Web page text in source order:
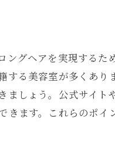
ス
コツ
グヘアを実現する
る美容室が多くあり
しょう。公式サイト
ます。これらのポ